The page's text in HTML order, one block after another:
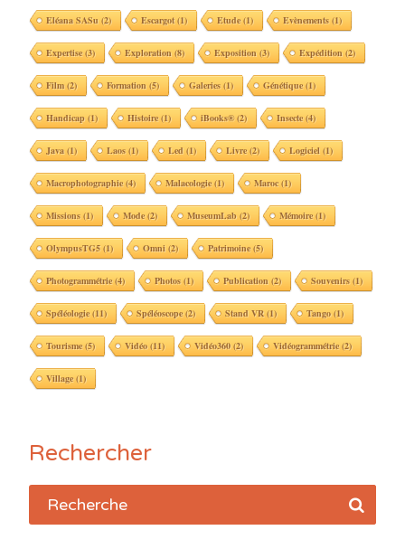
Eléana SASu (2) Escargot(1) Etude(1) Evènements(1)
Expertise(3) Exploration (8) Exposition (3) Expédition (2)
Film(2) Formation (5) Galeries(1) Génétique(1)
Handicap (1) Histoire(1) iBooks®(2) Insecte(4)
Java (1) Laos(1) Led (1) Livre(2) Logiciel (1)
Macrophotographie(4) Malacologie(1) Maroc(1)
Missions(1) Mode(2) MuseumLab (2) Mémoire(1)
OlympusTG5(1) Omni (2) Patrimoine(5)
Photogrammétrie(4) Photos(1) Publication (2) Souvenirs(1)
Spéléologie(11) Spéléoscope(2) Stand VR (1) Tango(1)
Tourisme(5) Vidéo(11) Vidéo360(2) Vidéogrammétrie(2)
Village(1)
Rechercher